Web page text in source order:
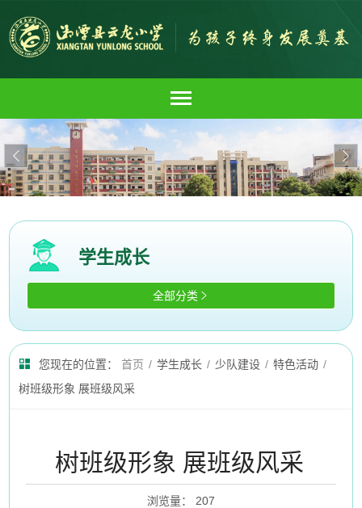
 
学生成长
全部分类 
您现在的位置： 首页 / 学生成长 / 少队建设 / 特色活动 /
树班级形象 展班级风采
树班级形象 展班级风采
浏览量： 207